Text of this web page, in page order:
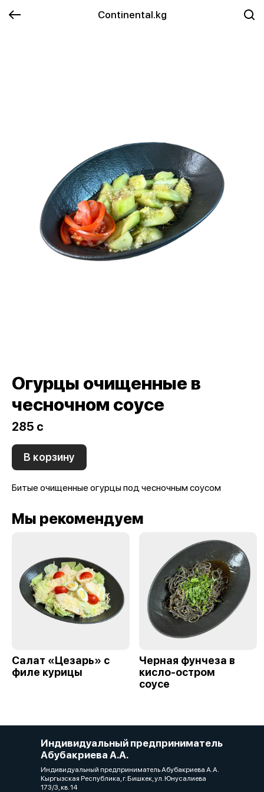
Continental.kg
Огурцы очищенные в
чесночном соусе
285 c
В корзину
Битые очищенные огурцы под чесночным соусом
Мы рекомендуем
Салат «Цезарь» с
филе курицы
Черная фунчеза в
кисло-остром
соусе
Индивидуальный предприниматель
Абубакриева А.А.
Индивидуальный предприниматель Абубакриева А.А.
Кыргызская Республика, г. Бишкек, ул. Юнусалиева
173/3, кв. 14